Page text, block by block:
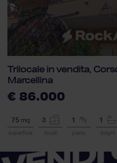
Trilocale in vendita,
Marcellina
€ 86.000
75 mq
superficie
3
locali
1
piano
1
bagni